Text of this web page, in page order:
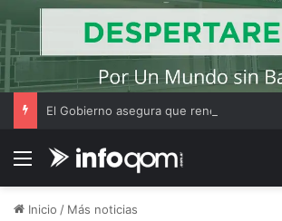
Menú
Inicio / Más noticias